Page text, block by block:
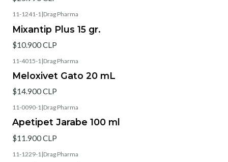
11-1241-1|Drag Pharma
Mixantip Plus 15 gr.
$10.900 CLP
11-4015-1 |Drag Pharma
Meloxivet Gato 20 mL
$14.900 CLP
11-0090-1|Drag Pharma
Apetipet Jarabe 100 ml
$11.900 CLP
11-1229-1 |Drag Pharma